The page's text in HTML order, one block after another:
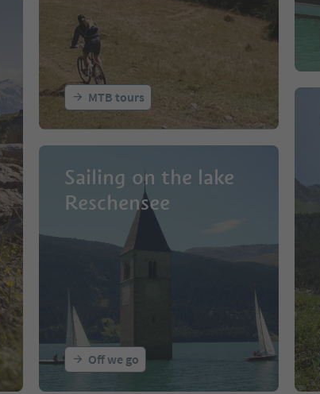
MTB tours
Sailing on the lake
Reschensee
Off we go